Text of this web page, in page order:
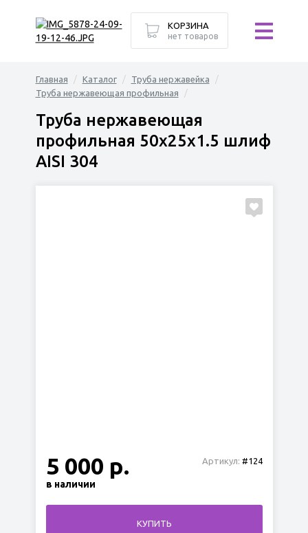
Главная Каталог
Труба нержавейка
Труба нержавеющая профильная
Труба нержавеющая
профильная 50х25х1.5 шлиф
AISI 304
Артикул: #124
5 000 р.
в наличии
КУПИТЬ
КОРЗИНА
нет товаров